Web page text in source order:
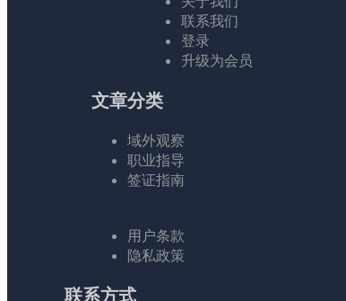
联系我们
登录
升级为会员
文章分类
域外观察
职业指导
签证指南
用户条款
隐私政策
联系方式